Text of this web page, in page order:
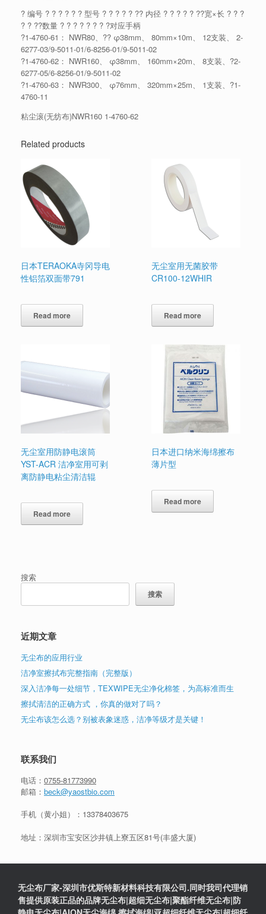
? 编号 ? ? ? ? ? ? 型号 ? ? ? ? ? ?? 内径 ? ? ? ? ? ??宽×长 ? ? ?
? ? ??数量 ? ? ? ? ? ? ? ?对应手柄
?1-4760-61： NWR80、?? φ38mm、 80mm×10m、 12支装、 2-
6277-03/9-5011-01/6-8256-01/9-5011-02
?1-4760-62： NWR160、 φ38mm、 160mm×20m、 8支装、?2-
6277-05/6-8256-01/9-5011-02
?1-4760-63： NWR300、 φ76mm、 320mm×25m、 1支装、?1-
4760-11
粘尘滚(无纺布)NWR160 1-4760-62
Related products
日本TERAOKA寺冈导电
性铝箔双面带791
Read more
无尘室用无菌胶带
CR100-12WHIR
Read more
无尘室用防静电滚筒
YST-ACR 洁净室用可剥
离防静电粘尘清洁辊
Read more
日本进口纳米海绵擦布
薄片型
Read more
搜索
搜索
近期文章
无尘布的应用行业
洁净室擦拭布完整指南（完整版）
深入洁净每一处细节，TEXWIPE无尘净化棉签，为高标准而生
擦拭清洁的正确方式 ，你真的做对了吗？
无尘布该怎么选？别被表象迷惑，洁净等级才是关键！
联系我们
电话： 0755-81773990
邮箱： beck@yaostbio.com
手机（黄小姐）： 13378403675
地址：深圳市宝安区沙井镇上寮五区81号(丰盛大厦)
无尘布厂家-深圳市优斯特新材料科技有限公司.同时我司代理销
售提供原装正品的品牌无尘布|超细无尘布|聚酯纤维无尘布|防